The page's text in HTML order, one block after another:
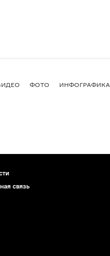
ФОТО ИНФОГРАФИКА
связь